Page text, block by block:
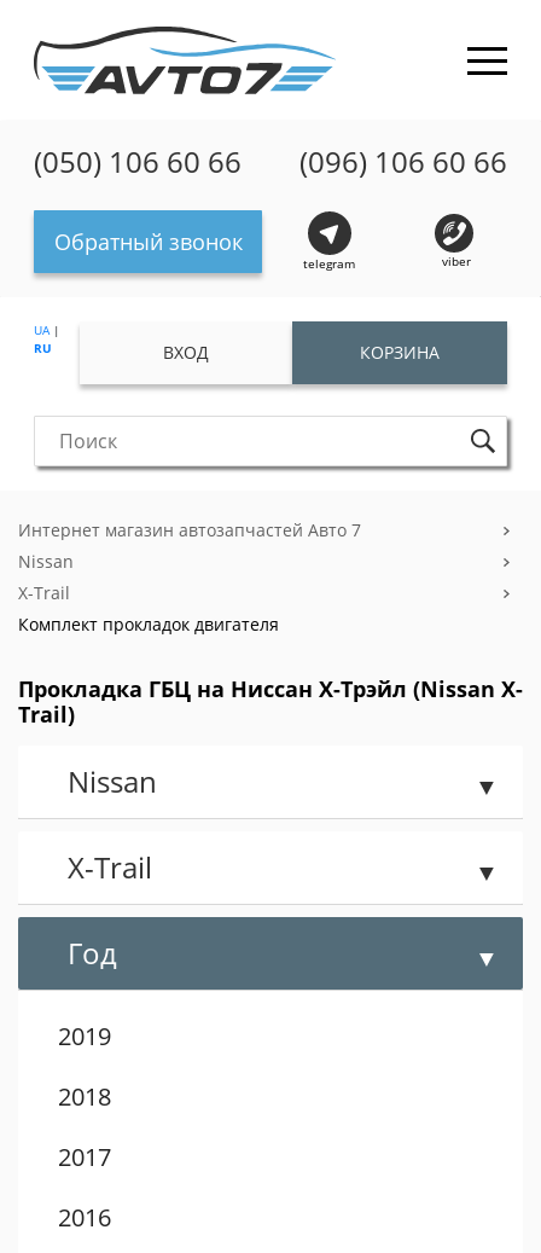
(050) 106 60 66 (096) 106 60 66
Обратный звонок
telegram viber
UA|
RU
ВХОД КОРЗИНА
Интернет магазин автозапчастей Авто 7
Nissan
X-Trail
Комплект прокладок двигателя
Прокладка ГБЦ на Ниссан X-Трэйл (Nissan X-
Trail)
Nissan
X-Trail
Год
2019
2018
2017
2016